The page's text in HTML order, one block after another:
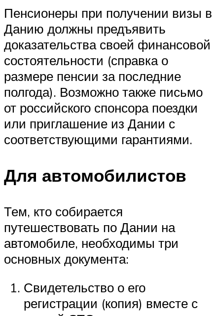
Пенсионеры при получении визы в
Данию должны предъявить
доказательства своей финансовой
состоятельности (справка о
размере пенсии за последние
полгода). Возможно также письмо
от российского спонсора поездки
или приглашение из Дании с
соответствующими гарантиями.
Для автомобилистов
Тем, кто собирается
путешествовать по Дании на
автомобиле, необходимы три
основных документа:
Свидетельство о его
регистрации (копия) вместе с